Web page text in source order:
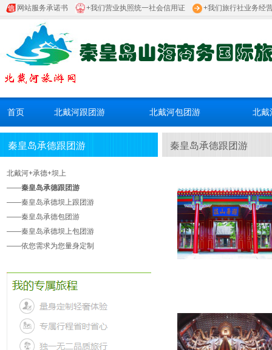
网站服务承诺书 +我们营业执照统一社会信用证 +我们旅行社业务经
首页 北戴河跟团游 北戴河包团游 北戴
秦皇岛承德跟团游
北戴河+承德+坝上
——秦皇岛承德跟团游
——秦皇岛承德坝上跟团游
——秦皇岛承德包团游
——秦皇岛承德坝上包团游
——依您需求为您量身定制
秦皇岛承德跟团游